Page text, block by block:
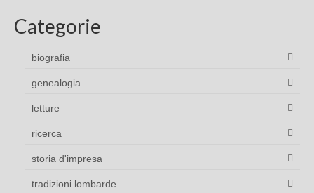
Categorie
biografia
genealogia
letture
ricerca
storia d'impresa
tradizioni lombarde